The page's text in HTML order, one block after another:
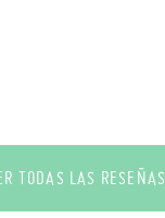
TODAS LAS RESEÑAS